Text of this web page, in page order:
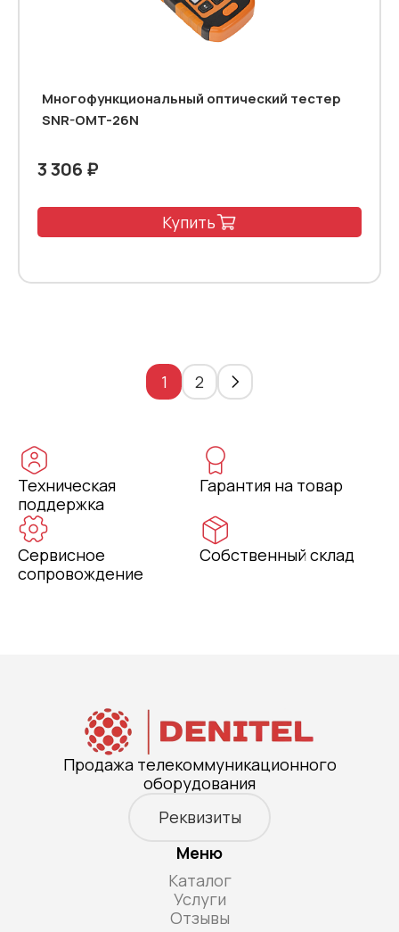
Многофункциональный оптический тестер
SNR-OMT-26N
3 306 ₽
Купить
1 2
Техническая
поддержка
Гарантия на товар
Сервисное
сопровождение
Собственный склад
Продажа телекоммуникационного
оборудования
Реквизиты
Меню
Каталог
Услуги
Отзывы